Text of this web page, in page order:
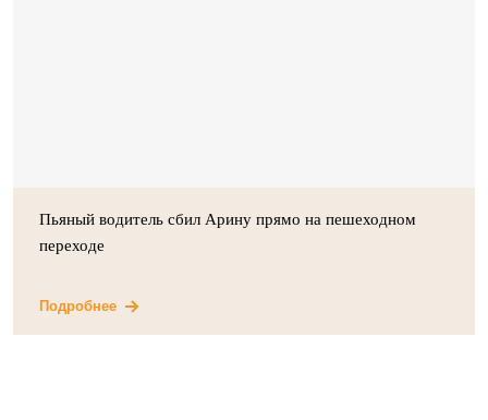
Пьяный водитель сбил Арину прямо на пешеходном
переходе
Подробнее